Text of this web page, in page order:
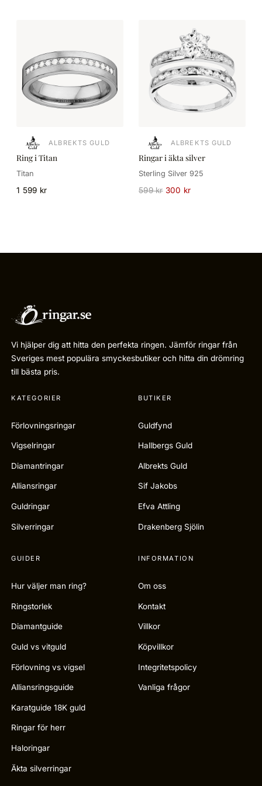
ALBREKTS GULD
Ring i Titan
Titan
1 599 kr
ALBREKTS GULD
Ringar i äkta silver
Sterling Silver 925
599 kr 300 kr
Vi hjälper dig att hitta den perfekta ringen. Jämför ringar från
Sveriges mest populära smyckesbutiker och hitta din drömring
till bästa pris.
KATEGORIER
Förlovningsringar
Vigselringar
Diamantringar
Alliansringar
Guldringar
Silverringar
BUTIKER
Guldfynd
Hallbergs Guld
Albrekts Guld
Sif Jakobs
Efva Attling
Drakenberg Sjölin
GUIDER
Hur väljer man ring?
Ringstorlek
Diamantguide
Guld vs vitguld
Förlovning vs vigsel
Alliansringsguide
Karatguide 18K guld
Ringar för herr
Haloringar
Äkta silverringar
INFORMATION
Om oss
Kontakt
Villkor
Köpvillkor
Integritetspolicy
Vanliga frågor